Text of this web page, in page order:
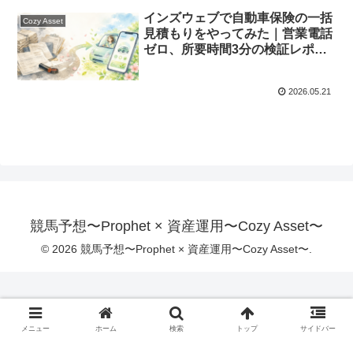
Cozy Asset
インズウェブで自動車保険の一括
見積もりをやってみた｜営業電話
ゼロ、所要時間3分の検証レポー
2026.05.21
競馬予想〜Prophet × 資産運用〜Cozy Asset〜
© 2026 競馬予想〜Prophet × 資産運用〜Cozy Asset〜.
メニュー ホーム 検索 トップ サイドバー